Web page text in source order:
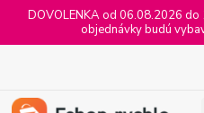
DOVOLENKA od 06.08.2026
objednávky budú